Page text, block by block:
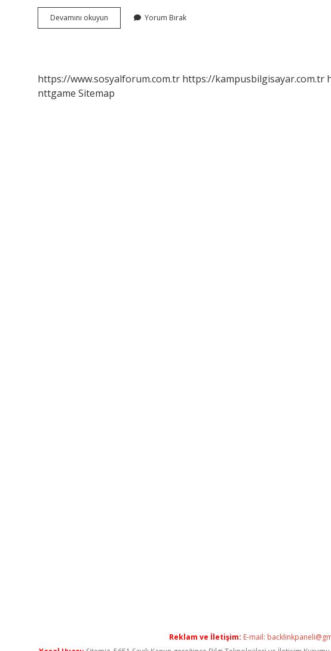
Devamını okuyun
Yıllık
Alır
Yorum Bırak
https://www.sosyalforum.com.tr https://kampusbilgisayar.com.tr
nttgame Sitemap
Reklam ve İletişim: E-mail: